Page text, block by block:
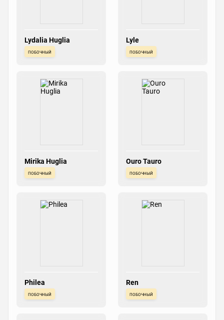
Lydalia Huglia
побочный
Lyle
побочный
Mirika Huglia
побочный
Ouro Tauro
побочный
Philea
побочный
Ren
побочный